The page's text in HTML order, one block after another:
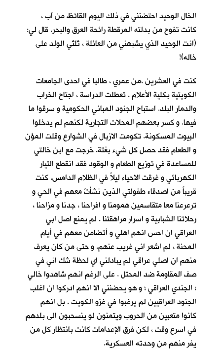
الخال الوحيد احتضنني في ذلك اليوم القائظ من آب ،
كانت تفوح من بدلته المرقطة رائحة العرق والبحر. قال لي:
(انت الوحيد الذي يشبهني من العائلة ، ثلثي الولد على
خاله)!
كنت في العشرين ،من عمري ، طالبا في احدى الجامعات
الكويتية بكلية الأعلام . تعطلت الدراسة ، اجتاح الخراب
والدمار البلد. استباح الجنود المباني الحكومية و سرقوا ما
فيها. و كسر بعضهم المحلات التجارية لكنهم لم يدخلوا
البيوت المسكونة. تكومت الازبال في الشوارع وقلت المؤن
و الطعام فقد حصل كل شيء بغتة. خرجت مع ابن خالتي
للمساعدة في توزيع الطعام و الوقود فقد انقطع التيار
الكهربائي و غرقت الاحياء ليلاً في الظلام الدامس. كنت
قريباً من اصدقاء طفولتي الذين نشأتُ معهم في الحي و
ترعرعنا معا متقاسمين همومنا و افراحنا ، جدنا و مزاحنا ،
رحلاتنا الشبابية و اسرار مراهقتنا . لم يمنع اصل ابي
العراقي ان احس انهم اهلي و أتضامن معهم في أيام
المحنة ، لم اشعر اني غريب عنهم. و حتى من كان يعرف
منهم ان اصلي عراقي لم يبادلني اي لحظة شك اني في
صف المقاومة ضد المحتل . على الرغم انهم شاهدوا خالي
؛ الجندي العراقي ؛ و هو يحضنني الا انهم ادركوا ان اغلب
الجنود العراقيين لم يرغبوا في غزو الكويت . بل انهم
كانوا متعبين من الحروب ويتمنون لو ينسحبون الى بلدهم
في اسرع وقت ، لكن فرق الإعدامات كانت بانتظار كل من
يفر منهم من وحدته العسكرية.